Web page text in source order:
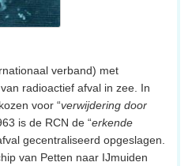
verband) met
radioactief afval in zee. In
voor “verwijdering door
is de RCN de “erkende
gecentraliseerd opgeslagen.
van Petten naar IJmuiden